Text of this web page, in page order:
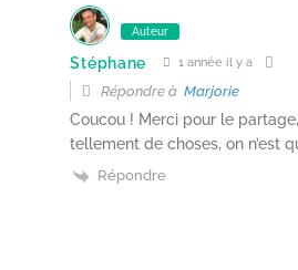
Auteur
Stéphane 1 année il y a
Répondre àMarjorie
Coucou ! Merci pour le
tellement de choses, on n’est
Répondre